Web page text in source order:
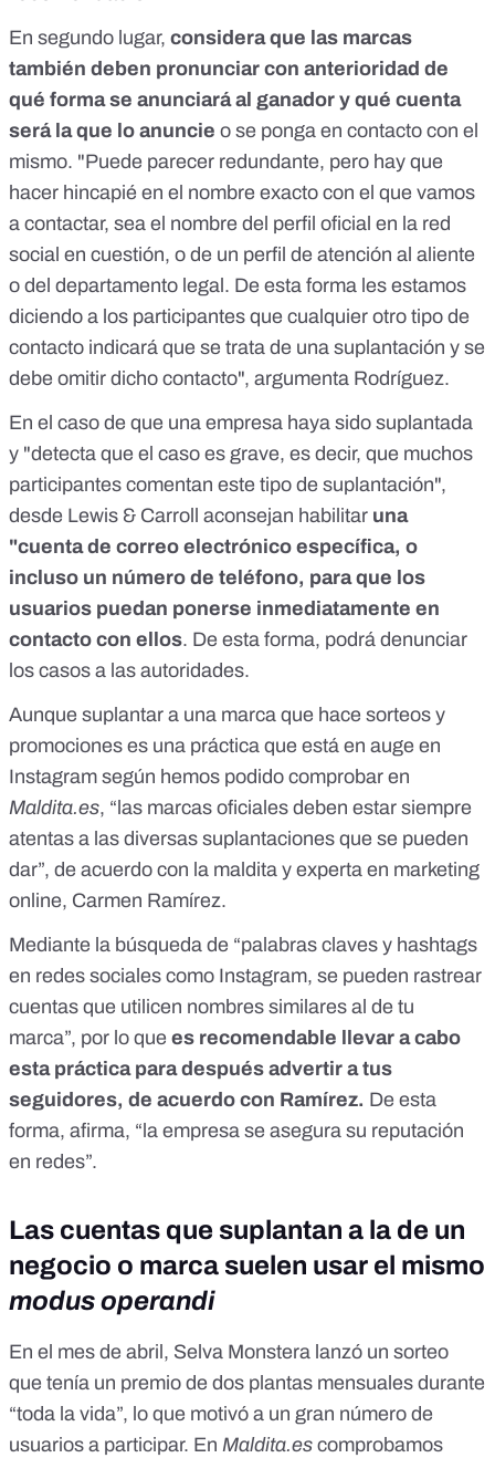
En segundo lugar, considera que las marcas
también deben pronunciar con anterioridad de
qué forma se anunciará al ganador y qué cuenta
será la que lo anuncie o se ponga en contacto con el
mismo. "Puede parecer redundante, pero hay que
hacer hincapié en el nombre exacto con el que vamos
a contactar, sea el nombre del perfil oficial en la red
social en cuestión, o de un perfil de atención al aliente
o del departamento legal. De esta forma les estamos
diciendo a los participantes que cualquier otro tipo de
contacto indicará que se trata de una suplantación y se
debe omitir dicho contacto", argumenta Rodríguez.
En el caso de que una empresa haya sido suplantada
y "detecta que el caso es grave, es decir, que muchos
participantes comentan este tipo de suplantación",
desde Lewis & Carroll aconsejan habilitar una
"cuenta de correo electrónico específica, o
incluso un número de teléfono, para que los
usuarios puedan ponerse inmediatamente en
contacto con ellos. De esta forma, podrá denunciar
los casos a las autoridades.
Aunque suplantar a una marca que hace sorteos y
promociones es una práctica que está en auge en
Instagram según hemos podido comprobar en
Maldita.es, “las marcas oficiales deben estar siempre
atentas a las diversas suplantaciones que se pueden
dar”, de acuerdo con la maldita y experta en marketing
online, Carmen Ramírez.
Mediante la búsqueda de “palabras claves y hashtags
en redes sociales como Instagram, se pueden rastrear
cuentas que utilicen nombres similares al de tu
marca”, por lo que es recomendable llevar a cabo
esta práctica para después advertir a tus
seguidores, de acuerdo con Ramírez. De esta
forma, afirma, “la empresa se asegura su reputación
en redes”.
Las cuentas que suplantan a la de un
negocio o marca suelen usar el mismo
modus operandi
En el mes de abril, Selva Monstera lanzó un sorteo
que tenía un premio de dos plantas mensuales durante
“toda la vida”, lo que motivó a un gran número de
usuarios a participar. En Maldita.es comprobamos